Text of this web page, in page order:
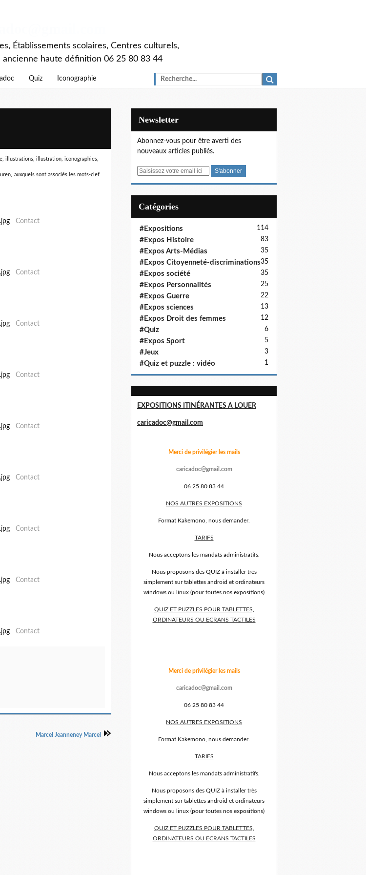
Établissements scolaires, Centres culturels,
haute définition 06 25 80 83 44
Quiz Iconographie
illustrations, illustration, iconographies,
auxquels sont associés les mots-clef
Contact
Contact
Contact
Contact
Contact
Contact
Contact
Contact
Contact
Marcel Jeanneney Marcel
Newsletter
Abonnez-vous pour être averti des
nouveaux articles publiés.
E
Catégories
#Expositions 114
#Expos Histoire 83
#Expos Arts-Médias 35
#Expos Citoyenneté-discriminations35
#Expos société 35
#Expos Personnalités 25
#Expos Guerre 22
#Expos sciences 13
#Expos Droit des femmes 12
#Quiz 6
#Expos Sport 5
#Jeux 3
#Quiz et puzzle : vidéo 1
EXPOSITIONS ITINÉRANTES A LOUER
caricadoc@gmail.com
Merci de privilégier les mails
caricadoc@gmail.com
06 25 80 83 44
NOS AUTRES EXPOSITIONS
Format Kakemono, nous demander.
TARIFS
Nous acceptons les mandats administratifs.
Nous proposons des QUIZ à installer très
simplement sur tablettes android et ordinateurs
windows ou linux (pour toutes nos expositions)
QUIZ ET PUZZLES POUR TABLETTES,
ORDINATEURS OU ECRANS TACTILES
Merci de privilégier les mails
caricadoc@gmail.com
06 25 80 83 44
NOS AUTRES EXPOSITIONS
Format Kakemono, nous demander.
TARIFS
Nous acceptons les mandats administratifs.
Nous proposons des QUIZ à installer très
simplement sur tablettes android et ordinateurs
windows ou linux (pour toutes nos expositions)
QUIZ ET PUZZLES POUR TABLETTES,
ORDINATEURS OU ECRANS TACTILES